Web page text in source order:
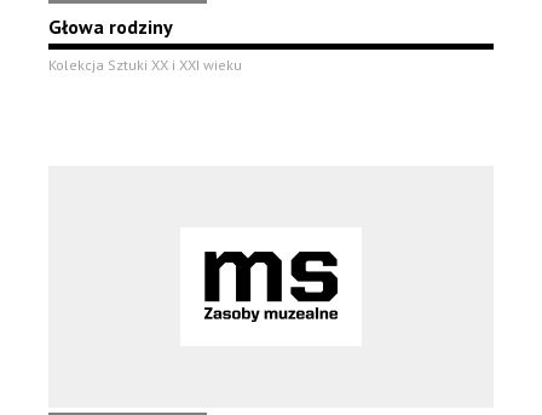
Głowa rodziny
Kolekcja Sztuki XX i XXI wieku